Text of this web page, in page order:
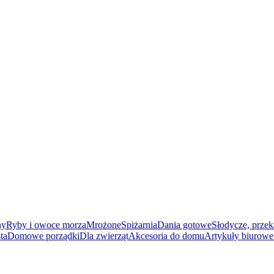
Ryby i owoce morzaMrożoneSpiżarniaDania gotoweSłodycze,
Domowe porządkiDla zwierzątAkcesoria do domuArtykuły